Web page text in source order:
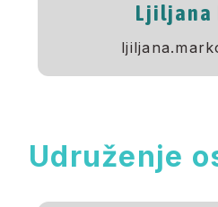
Ljiljana
Udruženje